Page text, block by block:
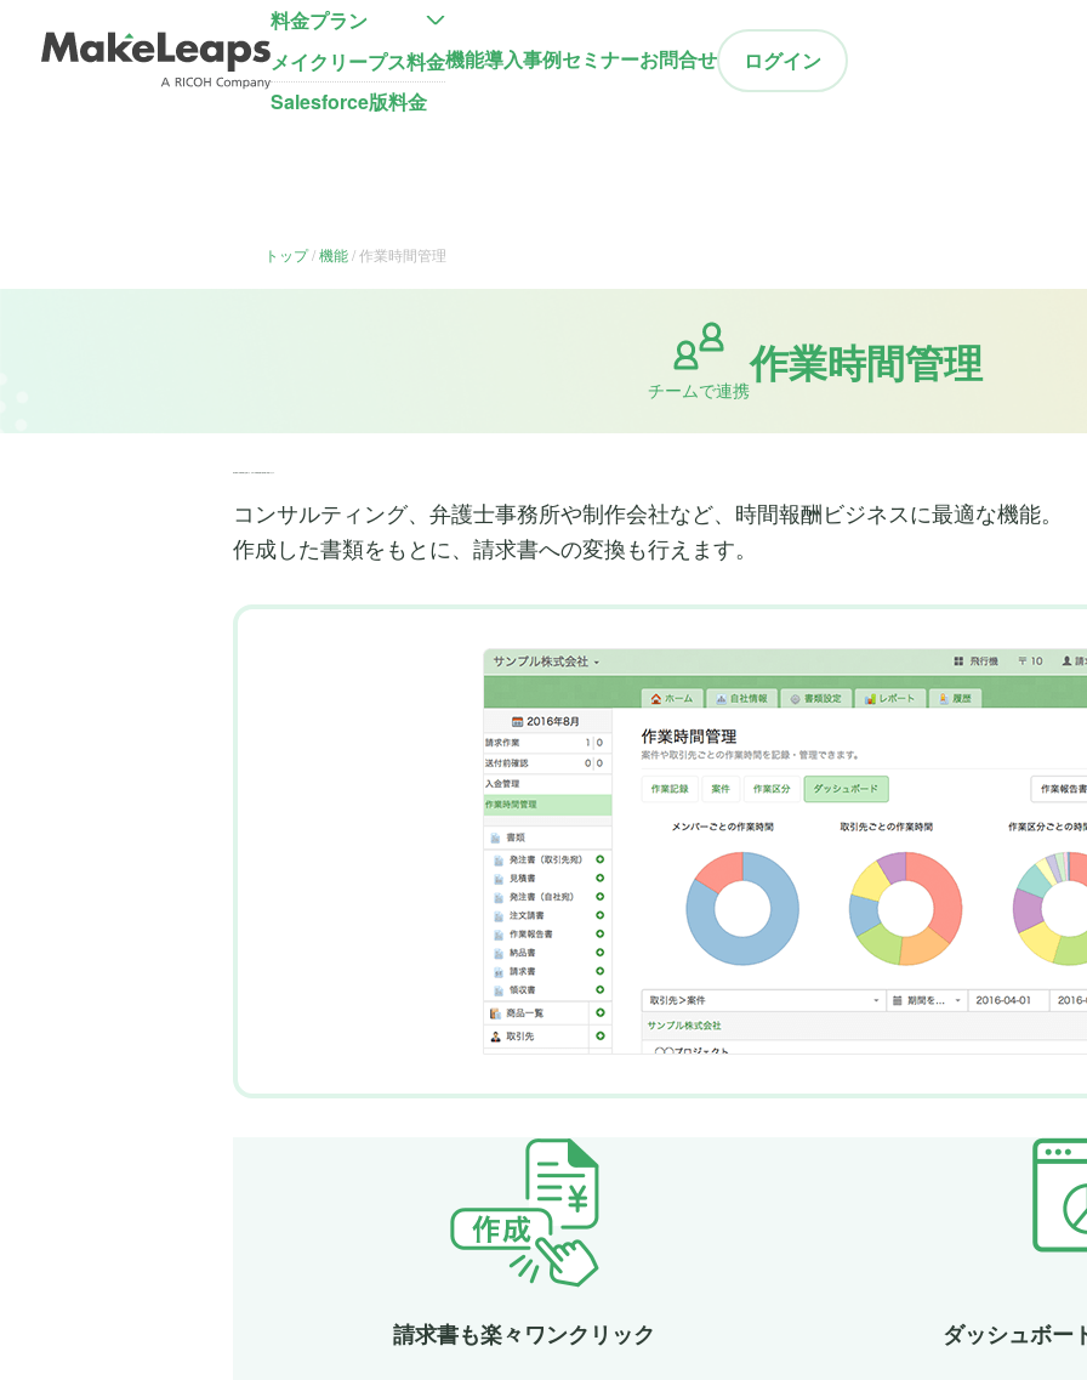
料金プラン
メイクリープス料金
Salesforce版料金
機能導入事例セミナーお問合せ ログイン
トップ 機能 作業時間管理
チームで連携
作業時間管理
コンサルティング、弁護士事務所や制作会社など、時間報酬ビジネスに最適な機能。
作成した書類をもとに、請求書への変換も行えます。
請求書も楽々ワンクリック ダッシュボー